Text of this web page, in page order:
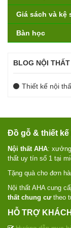
Giá sách và kệ
Bàn học
BLOG NỘI
Thiết kế nội
Đồ gỗ & thiết kế
Nội thất AHA:
thất uy tín số 1 tại
Tặng quà cho đơn
Nội thất AHA cung
thất chung cưtheo
HỖ TRỢ